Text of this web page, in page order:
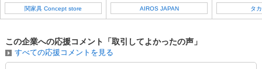
関家具 Concept store AIROS JAPAN タ
この企業への応援コメント「取引してよかったの声」
すべての応援コメントを見る